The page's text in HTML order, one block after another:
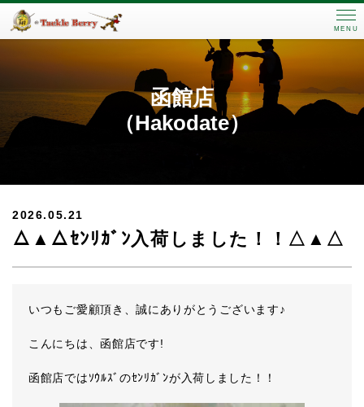
MENU
函館店
（Hakodate）
2026.05.21
△▲△ｾﾝﾘｶﾞﾝ入荷しました！！△▲△
いつもご愛顧頂き、誠にありがとうございます♪
こんにちは、函館店です!
函館店ではｿｳﾙｽﾞのｾﾝﾘｶﾞﾝが入荷しました！！